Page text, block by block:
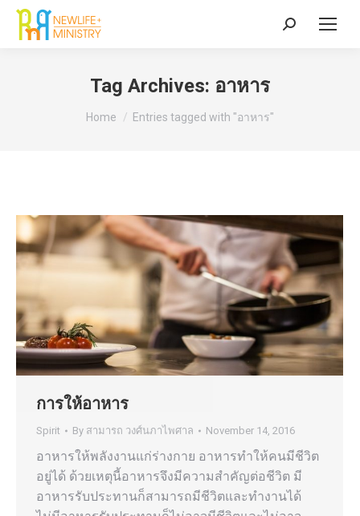
Search:
Tag Archives: อาหาร
You are here:
Home Entries tagged with "อาหาร"
การให้อาหาร
Spirit By สามารถ วงศ์นภาไพศาล November 14, 2016
อาหารให้พลังงานแก่ร่างกาย อาหารทำให้คนมีชีวิต
อยู่ได้ ด้วยเหตุนี้อาหารจึงมีความสำคัญต่อชีวิต มี
อาหารรับประทานก็สามารถมีชีวิตและทำงานได้